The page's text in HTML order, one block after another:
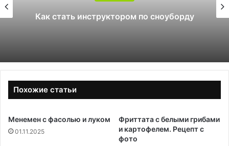
Как стать инструктором по сноуборду
Похожие статьи
Менемен с фасолью и луком
01.11.2025
Фриттата с белыми грибами
и картофелем. Рецепт с
фото